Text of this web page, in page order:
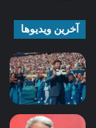
آخرین ویدیوها